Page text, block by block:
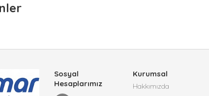
Sosyal
Hesaplarımız
Kurumsal
Hakkımızda